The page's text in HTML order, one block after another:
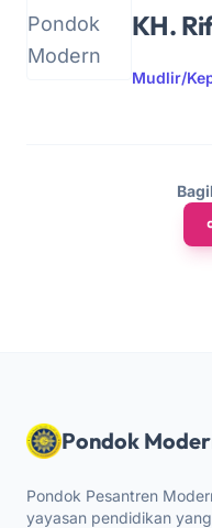
KH.
Mudlir/
Pondok
Pondok Pesantren
yayasan pendidikan